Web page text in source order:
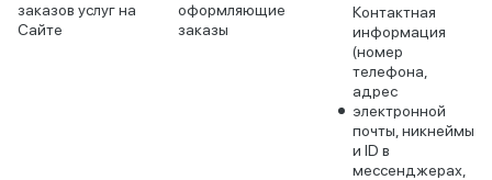
заказов услуг на
Сайте
оформляющие
заказы
Контактная
информация
(номер
телефона,
адрес
электронной
почты, никнеймы
и ID в
мессенджерах,